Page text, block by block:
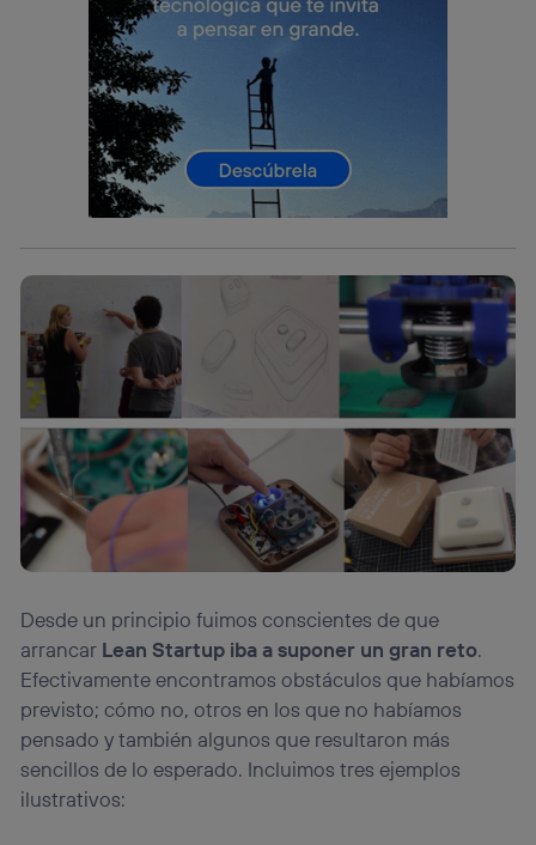
Desde un principio fuimos conscientes de que
arrancar Lean Startup iba a suponer un gran reto.
Efectivamente encontramos obstáculos que habíamos
previsto; cómo no, otros en los que no habíamos
pensado y también algunos que resultaron más
sencillos de lo esperado. Incluimos tres ejemplos
ilustrativos:
telecomunicaciones vinculada a la conexión que utilizas
(p. ej., número de teléfono móvil).
Este identificador se asigna a la conexión de internet, por
lo que cualquier persona que conecte su dispositivo y
consienta el uso de la tecnología recibirá el mismo
identificador. Típicamente:
Si utilizas unaconexión de banda ancha
el marketing o análisis se realizará en función de las
actividades de navegación de los miembros del hogar
personalizado, ya que se basará únicamente en la
navegación del usuario del móvil.
Puedes gestionar los consentimientos Utiq seleccionando
“Administrar Utiq” en la parte inferior de esta página web o
visitando el portal de privacidad de Utiq
(“consenthub”) . Para más información, consulta
la política de privacidad de Utiq.